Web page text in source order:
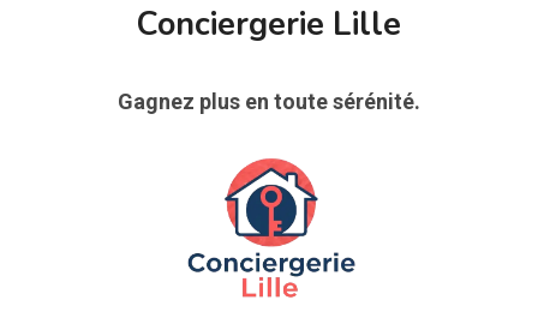
Conciergerie Lille
Gagnez plus en toute sérénité.